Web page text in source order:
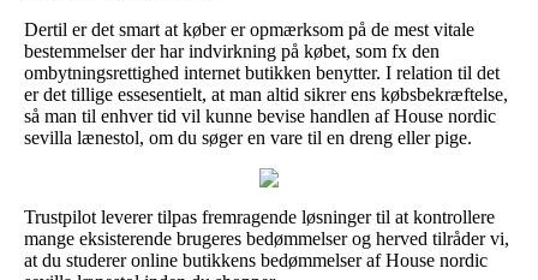
Dertil er det smart at køber er opmærksom på de mest vitale
bestemmelser der har indvirkning på købet, som fx den
ombytningsrettighed internet butikken benytter. I relation til det
er det tillige essesentielt, at man altid sikrer ens købsbekræftelse,
så man til enhver tid vil kunne bevise handlen af House nordic
sevilla lænestol, om du søger en vare til en dreng eller pige.
Trustpilot leverer tilpas fremragende løsninger til at kontrollere
mange eksisterende brugeres bedømmelser og herved tilråder vi,
at du studerer online butikkens bedømmelser af House nordic